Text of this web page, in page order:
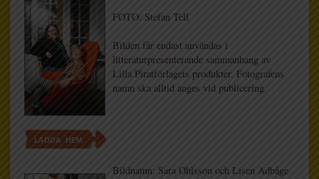
LADDA HEM
FOTO: Stefan Tell
Bilden får endast användas i
litteraturpresenterande sammanhang av
Lilla Piratförlagets produkter. Fotografens
namn ska alltid anges vid publicering.
Bildnamn: Sara Ohlsson och Lisen Adbåge